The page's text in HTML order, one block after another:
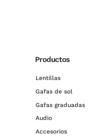
Productos
Lentillas
Gafas de sol
Gafas graduadas
Audio
Accesorios